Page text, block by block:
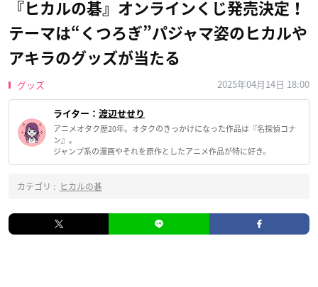
『ヒカルの碁』オンラインくじ発売決定！
テーマは“くつろぎ”パジャマ姿のヒカルや
アキラのグッズが当たる
グッズ 2025年04月14日 18:00
ライター： 渡辺せせり
アニメオタク歴20年。オタクのきっかけになった作品は『名探偵コナ
ン』。
ジャンプ系の漫画やそれを原作としたアニメ作品が特に好き。
カテゴリ : ヒカルの碁